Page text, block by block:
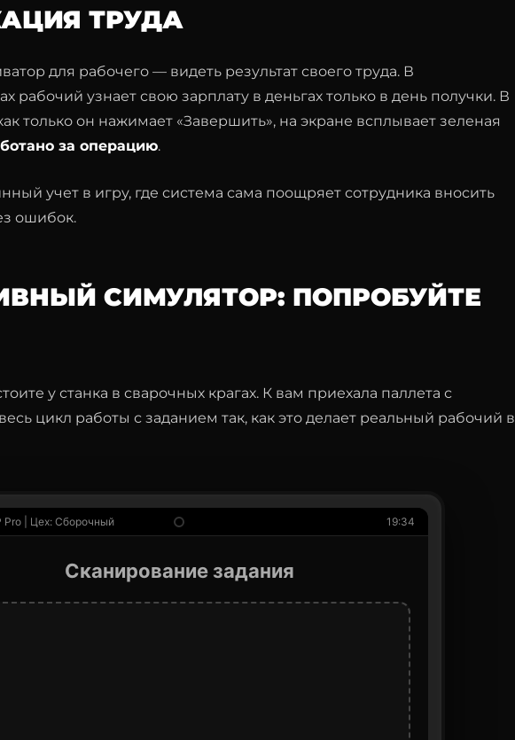
ТРУДА
для рабочего — видеть результат своего труда. В
рабочий узнает свою зарплату в деньгах только в день получки. В
только он нажимает «Завершить», на экране всплывает зеленая
за операцию.
учет в игру, где система сама поощряет сотрудника вносить
ошибок.
СИМУЛЯТОР: ПОПРОБУЙТЕ
у станка в сварочных крагах. К вам приехала паллета с
цикл работы с заданием так, как это делает реальный рабочий в
Pro | Цех: Сборочный 19:34
Сканирование задания